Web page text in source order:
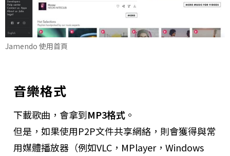
Jamendo 使用首頁
音樂格式
​下載歌曲，會拿到MP3格式 。
但是，如果使用P2P文件共享網絡，則會獲得與常
用媒體播放器（例如VLC，MPlayer，Windows